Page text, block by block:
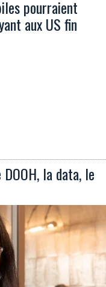
pourraient
aux US fin
la data, le